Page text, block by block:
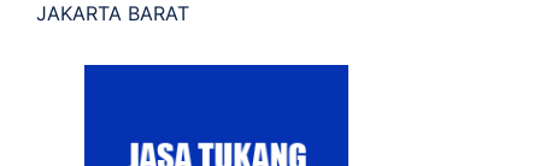
JAKARTA BARAT